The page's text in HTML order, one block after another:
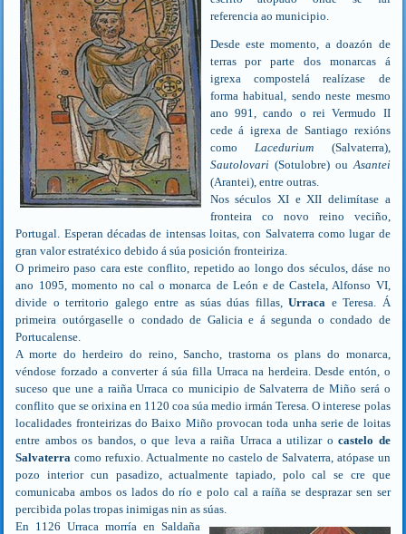
referencia ao municipio.
Desde este momento, a doazón de
terras por parte dos monarcas á
igrexa compostelá realízase de
forma habitual, sendo neste mesmo
ano 991, cando o rei Vermudo II
cede á igrexa de Santiago rexións
como Lacedurium (Salvaterra),
Sautolovari(Sotulobre) ou Asantei
(Arantei), entre outras.
Nos séculos XI e XII delimítase a
fronteira co novo reino veciño,
Portugal. Esperan décadas de intensas loitas, con Salvaterra como lugar de
gran valor estratéxico debido á súa posición fronteiriza.
O primeiro paso cara este conflito, repetido ao longo dos séculos, dáse no
ano 1095, momento no cal o monarca de León e de Castela, Alfonso VI,
divide o territorio galego entre as súas dúas fillas,Urraca e Teresa. Á
primeira outórgaselle o condado de Galicia e á segunda o condado de
Portucalense.
A morte do herdeiro do reino, Sancho, trastorna os plans do monarca,
véndose forzado a converter á súa filla Urraca na herdeira. Desde entón, o
suceso que une a raiña Urraca co municipio de Salvaterra de Miño será o
conflito que se orixina en 1120 coa súa medio irmán Teresa. O interese polas
localidades fronteirizas do Baixo Miño provocan toda unha serie de loitas
entre ambos os bandos, o que leva a raiña Urraca a utilizar ocastelo de
Salvaterra como refuxio. Actualmente no castelo de Salvaterra, atópase un
pozo interior cun pasadizo, actualmente tapiado, polo cal se cre que
comunicaba ambos os lados do río e polo cal a raíña se desprazar sen ser
percibida polas tropas inimigas nin as súas.
En 1126 Urraca morría en Saldaña